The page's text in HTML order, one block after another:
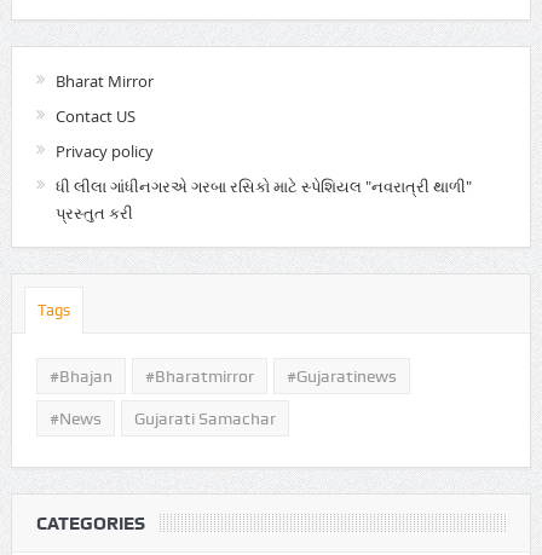
Bharat Mirror
Contact US
Privacy policy
ધી લીલા ગાંધીનગરએ ગરબા રસિકો માટે સ્પેશિયલ "નવરાત્રી થાળી"
પ્રસ્તુત કરી
Tags
#Bhajan #bharatmirror #gujaratinews
#news Gujarati Samachar
CATEGORIES